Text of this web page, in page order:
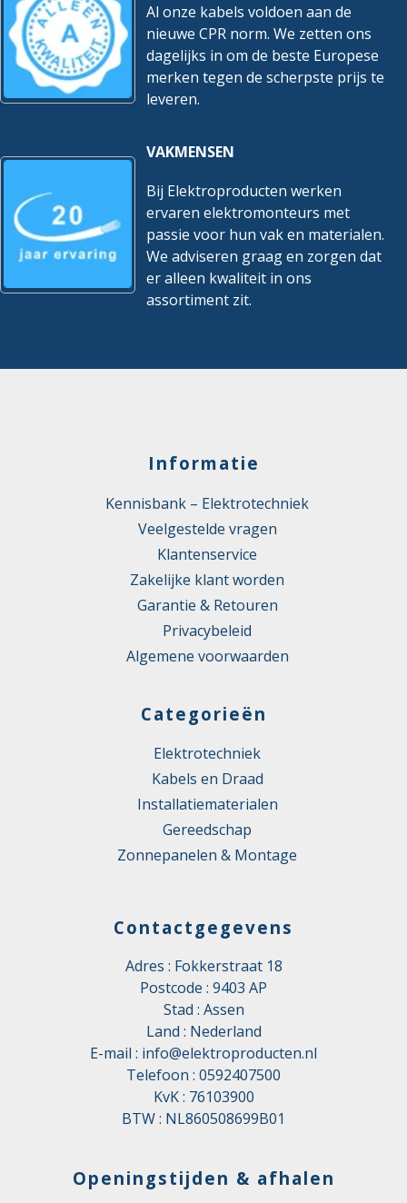
Al onze kabels voldoen aan de
nieuwe CPR norm. We zetten ons
dagelijks in om de beste Europese
merken tegen de scherpste prijs te
leveren.
VAKMENSEN
Bij Elektroproducten werken
ervaren elektromonteurs met
passie voor hun vak en materialen.
We adviseren graag en zorgen dat
er alleen kwaliteit in ons
assortiment zit.
Informatie
Kennisbank – Elektrotechniek
Veelgestelde vragen
Klantenservice
Zakelijke klant worden
Garantie & Retouren
Privacybeleid
Algemene voorwaarden
Categorieën
Elektrotechniek
Kabels en Draad
Installatiematerialen
Gereedschap
Zonnepanelen & Montage
Contactgegevens
Adres : Fokkerstraat 18
Postcode : 9403 AP
Stad : Assen
Land : Nederland
E-mail : info@elektroproducten.nl
Telefoon : 0592407500
KvK : 76103900
BTW : NL860508699B01
Openingstijden & afhalen